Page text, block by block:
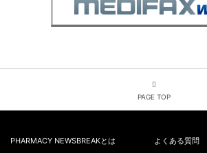
PAGE TOP
PHARMACY NEWSBREAKとは
よくある質問